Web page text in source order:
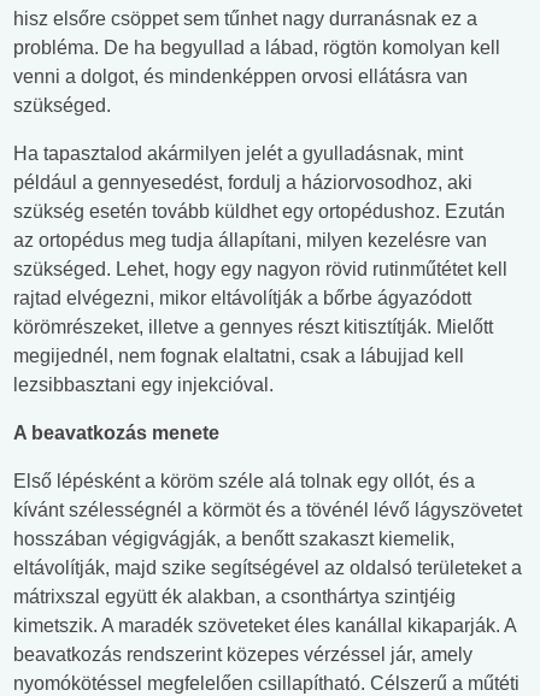
hisz elsőre csöppet sem tűnhet nagy durranásnak ez a
probléma. De ha begyullad a lábad, rögtön komolyan kell
venni a dolgot, és mindenképpen orvosi ellátásra van
szükséged.
Ha tapasztalod akármilyen jelét a gyulladásnak, mint
például a gennyesedést, fordulj a háziorvosodhoz, aki
szükség esetén tovább küldhet egy ortopédushoz. Ezután
az ortopédus meg tudja állapítani, milyen kezelésre van
szükséged. Lehet, hogy egy nagyon rövid rutinműtétet kell
rajtad elvégezni, mikor eltávolítják a bőrbe ágyazódott
körömrészeket, illetve a gennyes részt kitisztítják. Mielőtt
megijednél, nem fognak elaltatni, csak a lábujjad kell
lezsibbasztani egy injekcióval.
A beavatkozás menete
Első lépésként a köröm széle alá tolnak egy ollót, és a
kívánt szélességnél a körmöt és a tövénél lévő lágyszövetet
hosszában végigvágják, a benőtt szakaszt kiemelik,
eltávolítják, majd szike segítségével az oldalsó területeket a
mátrixszal együtt ék alakban, a csonthártya szintjéig
kimetszik. A maradék szöveteket éles kanállal kikaparják. A
beavatkozás rendszerint közepes vérzéssel jár, amely
nyomókötéssel megfelelően csillapítható. Célszerű a műtéti